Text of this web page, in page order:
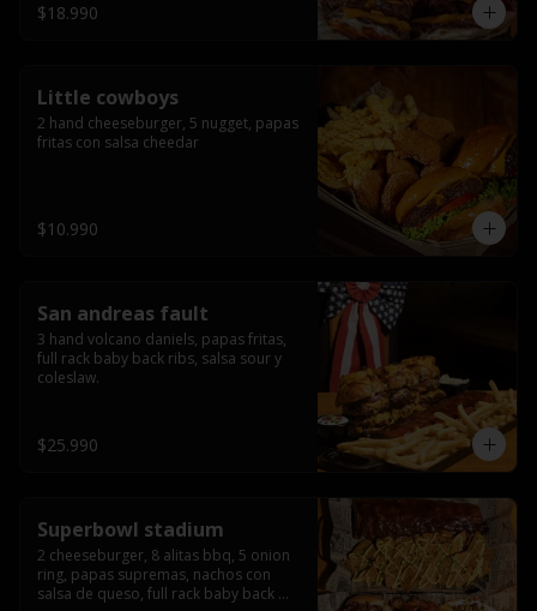
$18.990
Little cowboys
2 hand cheeseburger, 5 nugget, papas
fritas con salsa cheedar
$10.990
San andreas fault
3 hand volcano daniels, papas fritas,
full rack baby back ribs, salsa sour y
coleslaw.
$25.990
Superbowl stadium
2 cheeseburger, 8 alitas bbq, 5 onion
ring, papas supremas, nachos con
salsa de queso, full rack baby back